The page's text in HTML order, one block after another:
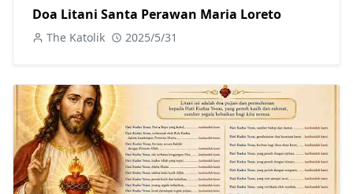
Doa Litani Santa Perawan Maria Loreto
The Katolik 2025/5/31